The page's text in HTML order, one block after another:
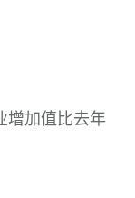
增加值比去年